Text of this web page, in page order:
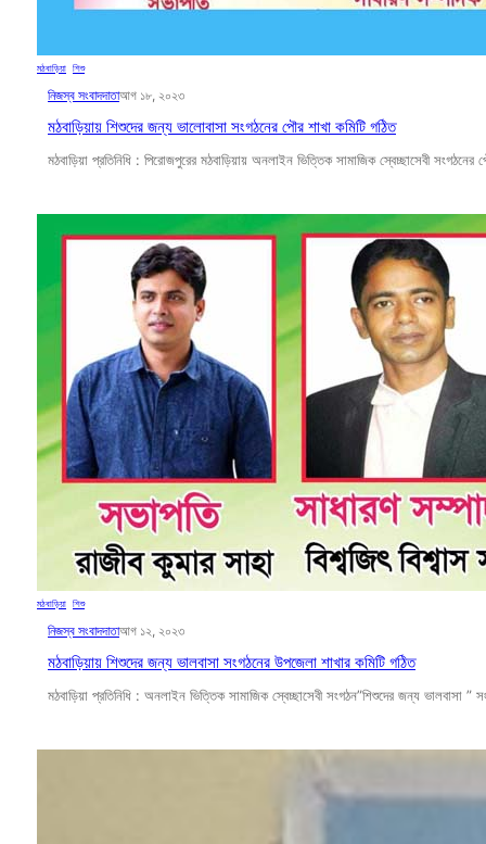
মঠবাড়িয়া শিশু
নিজস্ব সংবাদদাতাআগ ১৮, ২০২৩
মঠবাড়িয়ায় শিশুদের জন্য ভালোবাসা সংগঠনের পৌর শাখা কমিটি গঠিত
মঠবাড়িয়া প্রতিনিধি : পিরোজপুরের মঠবাড়িয়ায় অনলাইন ভিত্তিক সামাজিক স্বেচ্ছাসেবী
মঠবাড়িয়া শিশু
নিজস্ব সংবাদদাতাআগ ১২, ২০২৩
মঠবাড়িয়ায় শিশুদের জন্য ভালবাসা সংগঠনের উপজেলা শাখার কমিটি গঠিত
মঠবাড়িয়া প্রতিনিধি : অনলাইন ভিত্তিক সামাজিক স্বেচ্ছাসেবী সংগঠন”শিশুদের জন্য ভালবাসা